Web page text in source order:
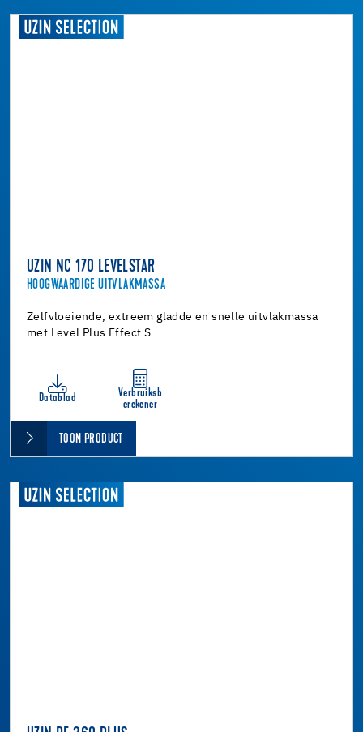
UZIN NC 170 LEVELSTAR
HOOGWAARDIGE UITVLAKMASSA
Zelfvloeiende, extreem gladde en snelle uitvlakmassa
met Level Plus Effect S
Datablad
Verbruiksb
erekener
TOON PRODUCT